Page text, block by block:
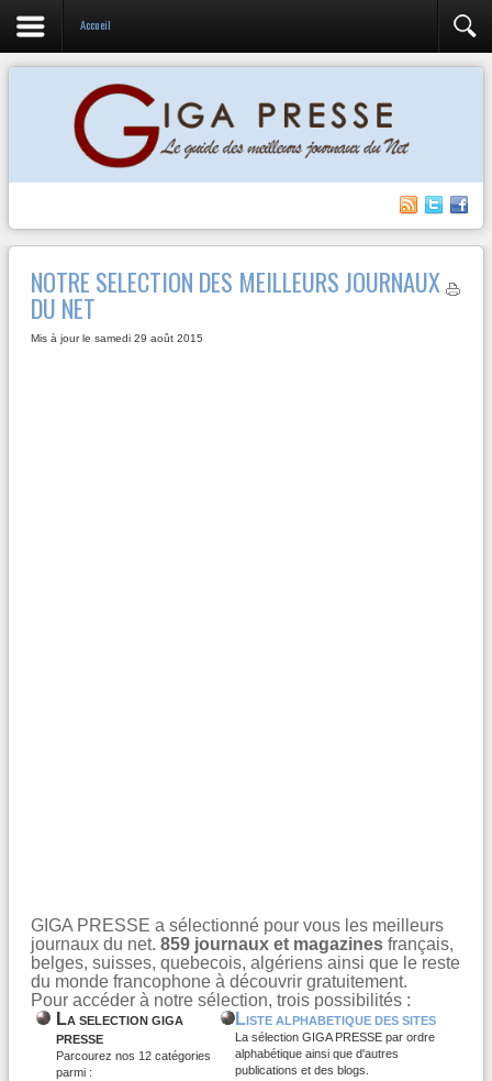
Accueil
NOTRE SELECTION DES MEILLEURS JOURNAUX
DU NET
Mis à jour le samedi 29 août 2015
GIGA PRESSE a sélectionné pour vous les meilleurs
journaux du net. 859 journaux et magazines français,
belges, suisses, quebecois, algériens ainsi que le reste
du monde francophone à découvrir gratuitement.
Pour accéder à notre sélection, trois possibilités :
LA SELECTION GIGA
PRESSE
Parcourez nos 12 catégories
parmi :
L ISTE ALPHABETIQUE DES SITES
La sélection GIGA PRESSE par ordre
alphabétique ainsi que d'autres
publications et des blogs.